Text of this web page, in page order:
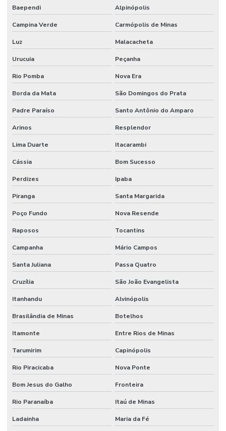
Reforma De Instalações Hidráulicas
Reforma E Manutenção Predial Completa
Reformas E Manutenção Predial
Retrofit de instalações
Serviço Completo De Limpeza Corporativa
Serviço De Conservação
Serviço De Impermeabilização E Manutenção
Serviço De Jardinagem E Conservação
Serviço De Limpeza De Escritórios
Serviço De Limpeza Regular E Programada
Serviço De Manutenção Predial Completo
Serviço De Manutenção Preditiva
Serviço especializado de elétrica
Serviço Especializado Em Manutenção Preventiva
Serviço especializado de engenharia
Serviço especializado de manutenção
Serviço de facilities
Serviço de facilities industrial
Serviço de infraestrutura
Baependi Alpinópolis
Campina Verde Carmópolis de Minas
Luz Malacacheta
Urucuia Peçanha
Rio Pomba Nova Era
Borda da Mata São Domingos do Prata
Padre Paraíso Santo Antônio do Amparo
Arinos Resplendor
Lima Duarte Itacarambi
Cássia Bom Sucesso
Perdizes Ipaba
Piranga Santa Margarida
Poço Fundo Nova Resende
Raposos Tocantins
Campanha Mário Campos
Santa Juliana Passa Quatro
Cruzília São João Evangelista
Itanhandu Alvinópolis
Brasilândia de Minas Botelhos
Itamonte Entre Rios de Minas
Tarumirim Capinópolis
Rio Piracicaba Nova Ponte
Bom Jesus do Galho Fronteira
Rio Paranaíba Itaú de Minas
Ladainha Maria da Fé